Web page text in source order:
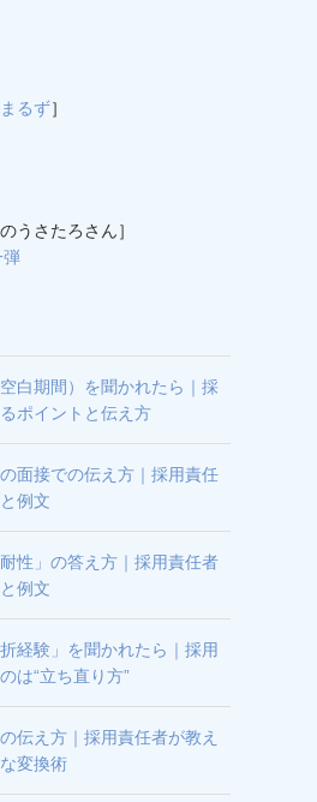
るず］
うさたろさん］
弾
白期間）を聞かれたら｜採
ポイントと伝え方
面接での伝え方｜採用責任
例文
性」の答え方｜採用責任者
例文
経験」を聞かれたら｜採用
は“立ち直り方”
伝え方｜採用責任者が教え
変換術